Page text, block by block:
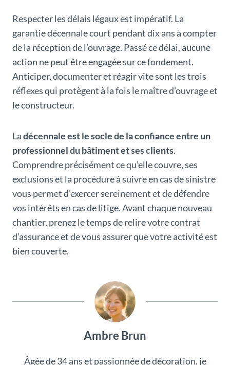
Respecter les délais légaux est impératif. La
garantie décennale court pendant dix ans à compter
de la réception de l’ouvrage. Passé ce délai, aucune
action ne peut être engagée sur ce fondement.
Anticiper, documenter et réagir vite sont les trois
réflexes qui protègent à la fois le maître d’ouvrage et
le constructeur.
Ladécennale est le socle de la confiance entre un
professionnel du bâtiment et ses clients.
Comprendre précisément ce qu’elle couvre, ses
exclusions et la procédure à suivre en cas de sinistre
vous permet d’exercer sereinement et de défendre
vos intérêts en cas de litige. Avant chaque nouveau
chantier, prenez le temps de relire votre contrat
d’assurance et de vous assurer que votre activité est
bien couverte.
Ambre Brun
Âgée de 34 ans et passionnée de décoration, je